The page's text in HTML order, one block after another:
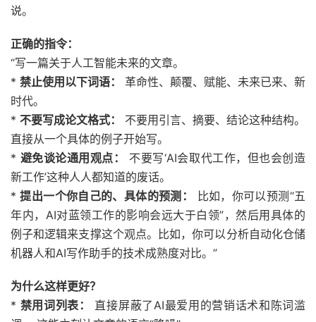
说。
正确的指令：
“写一篇关于人工智能未来的文章。
* 禁止使用以下词语：
革命性、颠覆、赋能、未来已来、新
时代。
* 不要写成论文格式：
不要用引言、摘要、结论这种结构。
直接从一个具体的例子开始写。
* 避免谈论通用观点：
不要写‘AI会取代工作，但也会创造
新工作’这种人人都知道的废话。
*提出一个你自己的、具体的预测：
比如，你可以预测“五
年内，AI对蓝领工作的影响会远大于白领”，然后用具体的
例子和逻辑来支撑这个观点。比如，你可以分析自动化仓储
机器人和AI写作助手的技术成熟度对比。”
为什么这样更好？
* 禁用词列表：
直接屏蔽了AI最爱用的营销话术和陈词滥